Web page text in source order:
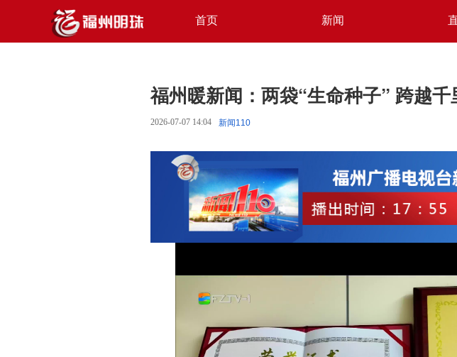
首页 新闻
福州暖新闻：两袋“生命种子” 跨越
2026-07-07 14:04 新闻110 ​